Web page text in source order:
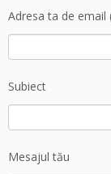
Adresa ta de email
Subiect
Mesajul tău